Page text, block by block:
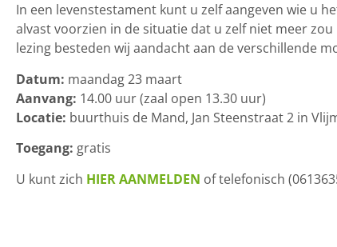
In een levenstestament kunt u zelf aangeven wie u
alvast voorzien in de situatie dat u zelf niet meer
lezing besteden wij aandacht aan de verschillende
Datum: maandag 23 maart
Aanvang: 14.00 uur (zaal open 13.30 uur)
Locatie: buurthuis de Mand, Jan Steenstraat 2 in
Toegang: gratis
U kunt zich HIER AANMELDEN of telefonisch